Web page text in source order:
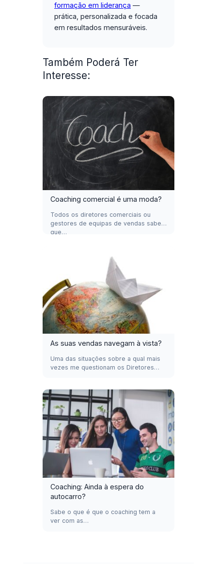
formação em liderança —
prática, personalizada e focada
em resultados mensuráveis.
Também Poderá Ter
Interesse:
Coaching comercial é uma moda?
Todos os diretores comerciais ou
gestores de equipas de vendas sabem
que…
As suas vendas navegam à vista?
Uma das situações sobre a qual mais
vezes me questionam os Diretores…
Coaching: Ainda à espera do
autocarro?
Sabe o que é que o coaching tem a
ver com as…